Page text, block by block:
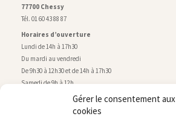
Gérer le consentement aux
cookies
77700 Chessy
Tél. 01 60 43 88 87
Horaires d’ouverture
Lundi de 14h à 17h30
Du mardi au vendredi
De 9h30 à 12h30 et de 14h à 17h30
Samedi de 9h à 12h
Service technique